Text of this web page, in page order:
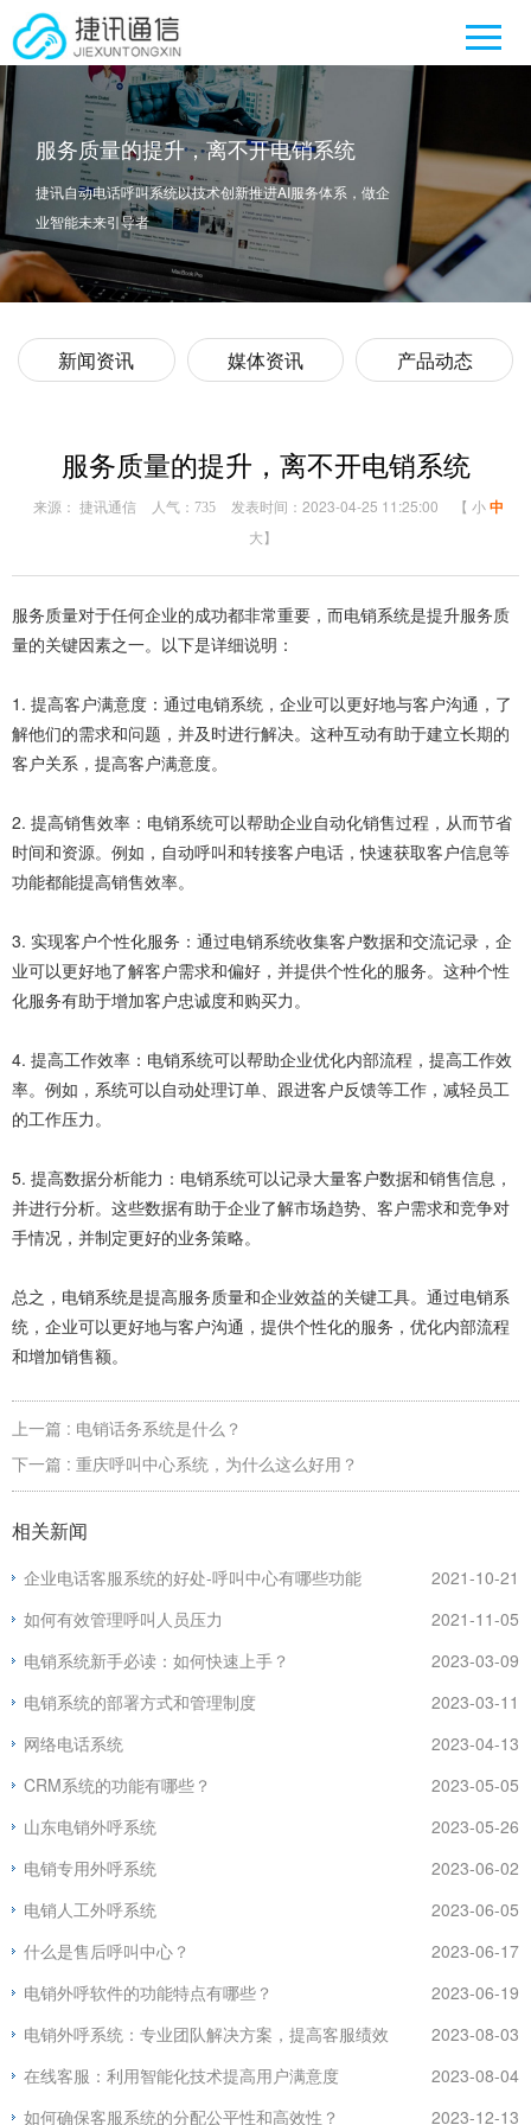
服务质量的提升，离不开电销系统
捷讯自动电话呼叫系统以技术创新推进AI服务体系，做企
业智能未来引导者
新闻资讯 媒体资讯 产品动态
服务质量的提升，离不开电销系统
来源： 捷讯通信 人气： 735 发表时间：2023-04-25 11:25:00 【 小中
大】
服务质量对于任何企业的成功都非常重要，而电销系统是提升服务质
量的关键因素之一。以下是详细说明：
1. 提高客户满意度：通过电销系统，企业可以更好地与客户沟通，了
解他们的需求和问题，并及时进行解决。这种互动有助于建立长期的
客户关系，提高客户满意度。
2. 提高销售效率：电销系统可以帮助企业自动化销售过程，从而节省
时间和资源。例如，自动呼叫和转接客户电话，快速获取客户信息等
功能都能提高销售效率。
3. 实现客户个性化服务：通过电销系统收集客户数据和交流记录，企
业可以更好地了解客户需求和偏好，并提供个性化的服务。这种个性
化服务有助于增加客户忠诚度和购买力。
4. 提高工作效率：电销系统可以帮助企业优化内部流程，提高工作效
率。例如，系统可以自动处理订单、跟进客户反馈等工作，减轻员工
的工作压力。
5. 提高数据分析能力：电销系统可以记录大量客户数据和销售信息，
并进行分析。这些数据有助于企业了解市场趋势、客户需求和竞争对
手情况，并制定更好的业务策略。
总之，电销系统是提高服务质量和企业效益的关键工具。通过电销系
统，企业可以更好地与客户沟通，提供个性化的服务，优化内部流程
和增加销售额。
上一篇 : 电销话务系统是什么？
下一篇 : 重庆呼叫中心系统，为什么这么好用？
相关新闻
2021-10-21
企业电话客服系统的好处-呼叫中心有哪些功能
2021-11-05
如何有效管理呼叫人员压力
2023-03-09
电销系统新手必读：如何快速上手？
2023-03-11
电销系统的部署方式和管理制度
2023-04-13
网络电话系统
2023-05-05
CRM系统的功能有哪些？
2023-05-26
山东电销外呼系统
2023-06-02
电销专用外呼系统
2023-06-05
电销人工外呼系统
2023-06-17
什么是售后呼叫中心？
2023-06-19
电销外呼软件的功能特点有哪些？
2023-08-03
电销外呼系统：专业团队解决方案，提高客服绩效
2023-08-04
在线客服：利用智能化技术提高用户满意度
2023-12-13
如何确保客服系统的分配公平性和高效性？